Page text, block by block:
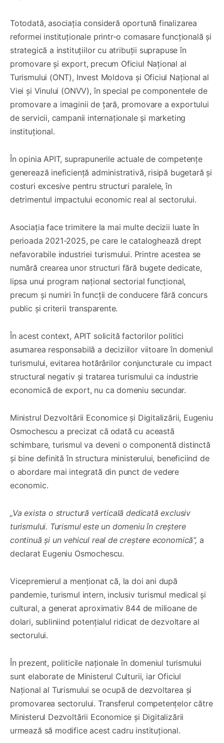
Totodată, asociația consideră oportună finalizarea
reformei instituționale printr-o comasare funcțională și
strategică a instituțiilor cu atribuții suprapuse în
promovare și export, precum Oficiul Național al
Turismului (ONT), Invest Moldova și Oficiul Național al
Viei și Vinului (ONVV), în special pe componentele de
promovare a imaginii de țară, promovare a exportului
de servicii, campanii internaționale și marketing
instituțional.
În opinia APIT, suprapunerile actuale de competențe
generează ineficiență administrativă, risipă bugetară și
costuri excesive pentru structuri paralele, în
detrimentul impactului economic real al sectorului.
Asociația face trimitere la mai multe decizii luate în
perioada 2021-2025, pe care le cataloghează drept
nefavorabile industriei turismului. Printre acestea se
numără crearea unor structuri fără bugete dedicate,
lipsa unui program național sectorial funcțional,
precum și numiri în funcții de conducere fără concurs
public și criterii transparente.
În acest context, APIT solicită factorilor politici
asumarea responsabilă a deciziilor viitoare în domeniul
turismului, evitarea hotărârilor conjuncturale cu impact
structural negativ și tratarea turismului ca industrie
economică de export, nu ca domeniu secundar.
Ministrul Dezvoltării Economice și Digitalizării, Eugeniu
Osmochescu a precizat că odată cu această
schimbare, turismul va deveni o componentă distinctă
și bine definită în structura ministerului, beneficiind de
o abordare mai integrată din punct de vedere
economic.
„Va exista o structură verticală dedicată exclusiv
turismului. Turismul este un domeniu în creștere
continuă și un vehicul real de creștere economică”, a
declarat Eugeniu Osmochescu.
Vicepremierul a menționat că, la doi ani după
pandemie, turismul intern, inclusiv turismul medical și
cultural, a generat aproximativ 844 de milioane de
dolari, subliniind potențialul ridicat de dezvoltare al
sectorului.
În prezent, politicile naționale în domeniul turismului
sunt elaborate de Ministerul Culturii, iar Oficiul
Național al Turismului se ocupă de dezvoltarea și
promovarea sectorului. Transferul competențelor către
Ministerul Dezvoltării Economice și Digitalizării
urmează să modifice acest cadru instituțional.